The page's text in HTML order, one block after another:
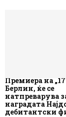
Премиера на
Берлин, ќе се
натпреварува
наградата
дебитантски